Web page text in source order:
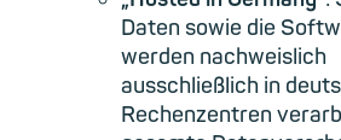
Daten sowie die
werden nachweislich
ausschließlich in
Rechenzentren